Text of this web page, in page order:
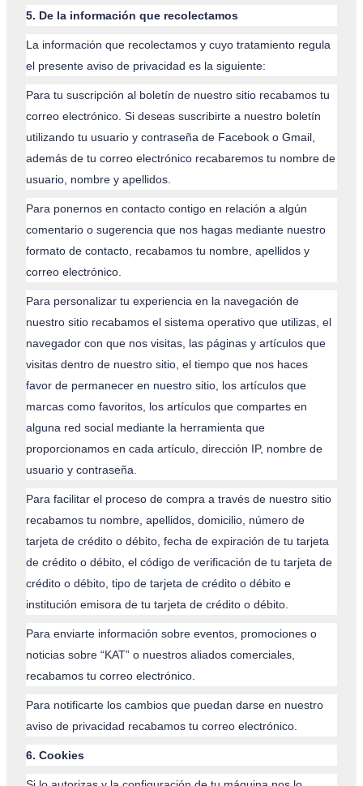
5. De la información que recolectamos
La información que recolectamos y cuyo tratamiento regula
el presente aviso de privacidad es la siguiente:
Para tu suscripción al boletín de nuestro sitio recabamos tu
correo electrónico. Si deseas suscribirte a nuestro boletín
utilizando tu usuario y contraseña de Facebook o Gmail,
además de tu correo electrónico recabaremos tu nombre de
usuario, nombre y apellidos.
Para ponernos en contacto contigo en relación a algún
comentario o sugerencia que nos hagas mediante nuestro
formato de contacto, recabamos tu nombre, apellidos y
correo electrónico.
Para personalizar tu experiencia en la navegación de
nuestro sitio recabamos el sistema operativo que utilizas, el
navegador con que nos visitas, las páginas y artículos que
visitas dentro de nuestro sitio, el tiempo que nos haces
favor de permanecer en nuestro sitio, los artículos que
marcas como favoritos, los artículos que compartes en
alguna red social mediante la herramienta que
proporcionamos en cada artículo, dirección IP, nombre de
usuario y contraseña.
Para facilitar el proceso de compra a través de nuestro sitio
recabamos tu nombre, apellidos, domicilio, número de
tarjeta de crédito o débito, fecha de expiración de tu tarjeta
de crédito o débito, el código de verificación de tu tarjeta de
crédito o débito, tipo de tarjeta de crédito o débito e
institución emisora de tu tarjeta de crédito o débito.
Para enviarte información sobre eventos, promociones o
noticias sobre “KAT” o nuestros aliados comerciales,
recabamos tu correo electrónico.
Para notificarte los cambios que puedan darse en nuestro
aviso de privacidad recabamos tu correo electrónico.
6. Cookies